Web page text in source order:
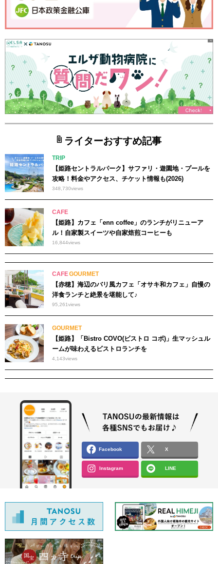
ライターおすすめ記事
TRIP
【姫路セントラルパーク】サファリ・遊園地・プールを
攻略！料金やアクセス、チケット情報も(2026)
348,730views
CAFE
【姫路】カフェ「enn coffee」のランチがリニューア
ル！自家製スイーツや自家焙煎コーヒーも
16,844views
CAFEGOURMET
【赤穂】海辺のバリ風カフェ「オサキ和カフェ」自慢の
洋食ランチと絶景を堪能して♪
95,261views
GOURMET
【姫路】「Bistro COVO(ビストロ コボ)」生マッシュル
ームが味わえるビストロランチを
4,143views
Facebook X
Instagram LINE